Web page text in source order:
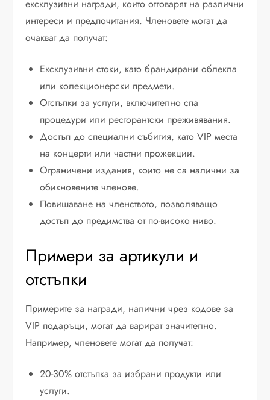
ексклузивни награди, които отговарят на различни
интереси и предпочитания. Членовете могат да
очакват да получат:
Ексклузивни стоки, като брандирани облекла
или колекционерски предмети.
Отстъпки за услуги, включително спа
процедури или ресторантски преживявания.
Достъп до специални събития, като VIP места
на концерти или частни прожекции.
Ограничени издания, които не са налични за
обикновените членове.
Повишаване на членството, позволяващо
достъп до предимства от по-високо ниво.
Примери за артикули и
отстъпки
Примерите за награди, налични чрез кодове за
VIP подаръци, могат да варират значително.
Например, членовете могат да получат:
20-30% отстъпка за избрани продукти или
услуги.